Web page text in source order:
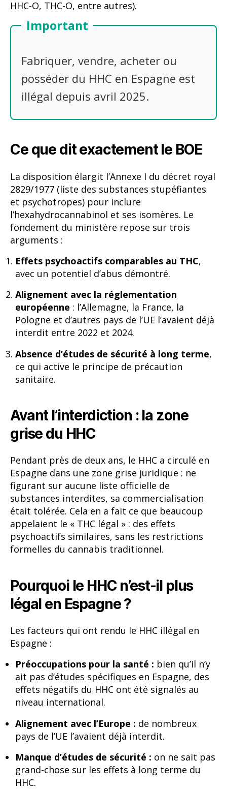
HHC-O, THC-O, entre autres).
Important
Fabriquer, vendre, acheter ou
posséder du HHC en Espagne est
illégal depuis avril 2025.
Ce que dit exactement le BOE
La disposition élargit l’Annexe I du décret royal
2829/1977 (liste des substances stupéfiantes
et psychotropes) pour inclure
l’hexahydrocannabinol et ses isomères. Le
fondement du ministère repose sur trois
arguments :
Effets psychoactifs comparables au THC,
avec un potentiel d’abus démontré.
Alignement avec la réglementation
européenne : l’Allemagne, la France, la
Pologne et d’autres pays de l’UE l’avaient déjà
interdit entre 2022 et 2024.
Absence d’études de sécurité à long terme,
ce qui active le principe de précaution
sanitaire.
Avant l’interdiction : la zone
grise du HHC
Pendant près de deux ans, le HHC a circulé en
Espagne dans une zone grise juridique : ne
figurant sur aucune liste officielle de
substances interdites, sa commercialisation
était tolérée. Cela en a fait ce que beaucoup
appelaient le « THC légal » : des effets
psychoactifs similaires, sans les restrictions
formelles du cannabis traditionnel.
Pourquoi le HHC n’est-il plus
légal en Espagne ?
Les facteurs qui ont rendu le HHC illégal en
Espagne :
Préoccupations pour la santé : bien qu’il n’y
ait pas d’études spécifiques en Espagne, des
effets négatifs du HHC ont été signalés au
niveau international.
Alignement avec l’Europe : de nombreux
pays de l’UE l’avaient déjà interdit.
Manque d’études de sécurité : on ne sait pas
grand-chose sur les effets à long terme du
HHC.